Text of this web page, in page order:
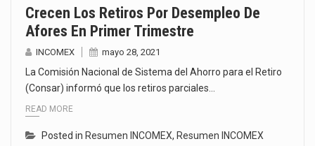
Crecen Los Retiros Por Desempleo De
Afores En Primer Trimestre
INCOMEX mayo 28, 2021
La Comisión Nacional de Sistema del Ahorro para el Retiro
(Consar) informó que los retiros parciales…
READ MORE
Posted in Resumen INCOMEX, Resumen INCOMEX